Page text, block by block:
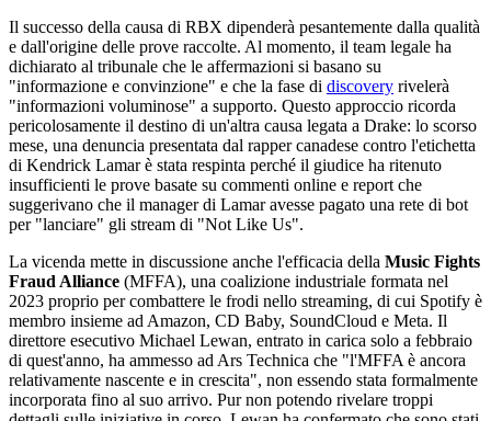
Il successo della causa di RBX dipenderà pesantemente dalla qualità
e dall'origine delle prove raccolte. Al momento, il team legale ha
dichiarato al tribunale che le affermazioni si basano su
"informazione e convinzione" e che la fase di discovery rivelerà
"informazioni voluminose" a supporto. Questo approccio ricorda
pericolosamente il destino di un'altra causa legata a Drake: lo scorso
mese, una denuncia presentata dal rapper canadese contro l'etichetta
di Kendrick Lamar è stata respinta perché il giudice ha ritenuto
insufficienti le prove basate su commenti online e report che
suggerivano che il manager di Lamar avesse pagato una rete di bot
per "lanciare" gli stream di "Not Like Us".
La vicenda mette in discussione anche l'efficacia della Music Fights
Fraud Alliance (MFFA), una coalizione industriale formata nel
2023 proprio per combattere le frodi nello streaming, di cui Spotify è
membro insieme ad Amazon, CD Baby, SoundCloud e Meta. Il
direttore esecutivo Michael Lewan, entrato in carica solo a febbraio
di quest'anno, ha ammesso ad Ars Technica che "l'MFFA è ancora
relativamente nascente e in crescita", non essendo stata formalmente
incorporata fino al suo arrivo. Pur non potendo rivelare troppi